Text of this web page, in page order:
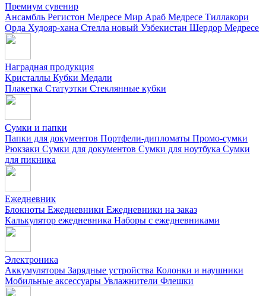
Премиум сувенир
Ансамбль Регистон Медресе Мир Араб Медресе Тиллакори
Орда Худояр-хана Стелла новый Узбекистан Шердор Медресе
Наградная продукция
Kристаллы Кубки Медали
Плакетка Статуэтки Стеклянные кубки
Сумки и папки
Папки для документов Портфели-дипломаты Промо-сумки
Рюкзаки Сумки для документов Сумки для ноутбука Сумки
для пикника
Ежедневник
Блокноты Ежедневники Ежедневники на заказ
Калькулятор ежедневника Наборы с ежедневниками
Электроника
Аккумуляторы Зарядные устройства Колонки и наушники
Мобильные аксессуары Увлажнители Флешки